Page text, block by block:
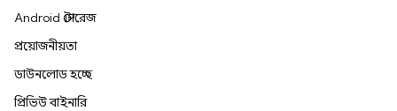
Android স্টোরেজ
প্রয়োজনীয়তা
ডাউনলোড হচ্ছে
প্রিভিউ বাইনারি